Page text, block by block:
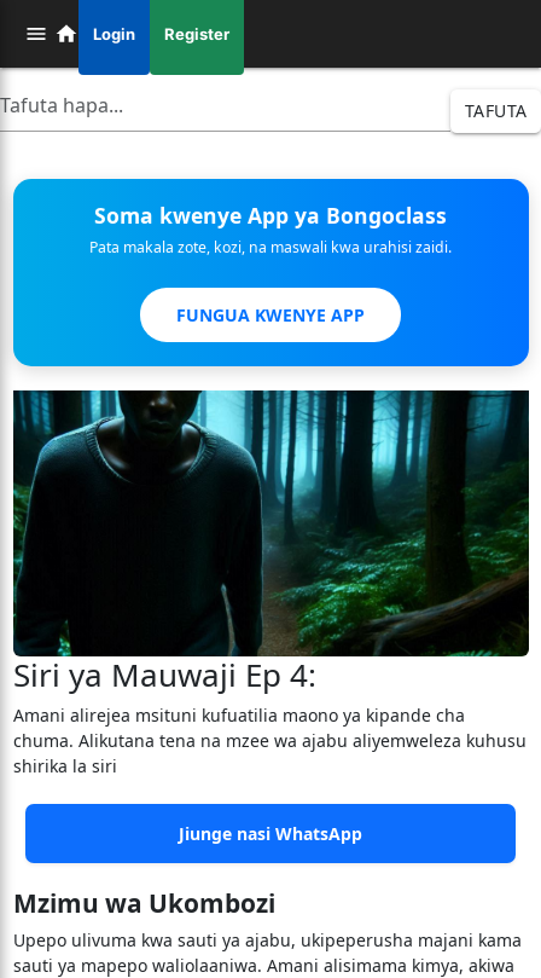
Login Register
TAFUTA
Soma kwenye App ya Bongoclass
Pata makala zote, kozi, na maswali kwa urahisi zaidi.
FUNGUA KWENYE APP
Siri ya Mauwaji Ep 4:
Amani alirejea msituni kufuatilia maono ya kipande cha
chuma. Alikutana tena na mzee wa ajabu aliyemweleza kuhusu
shirika la siri
Jiunge nasi WhatsApp
Mzimu wa Ukombozi
Upepo ulivuma kwa sauti ya ajabu, ukipeperusha majani kama
sauti ya mapepo waliolaaniwa. Amani alisimama kimya, akiwa